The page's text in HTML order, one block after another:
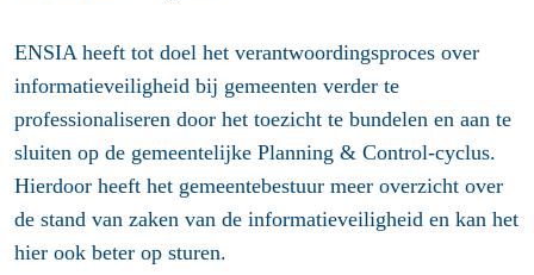
ENSIA heeft tot doel het verantwoordingsproces over
informatieveiligheid bij gemeenten verder te
professionaliseren door het toezicht te bundelen en aan te
sluiten op de gemeentelijke Planning & Control-cyclus.
Hierdoor heeft het gemeentebestuur meer overzicht over
de stand van zaken van de informatieveiligheid en kan het
hier ook beter op sturen.